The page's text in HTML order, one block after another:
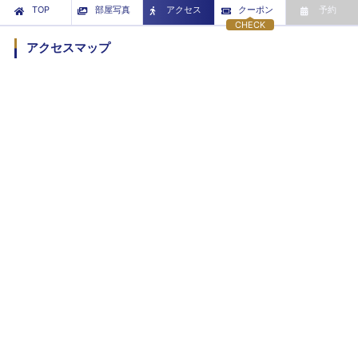
TOP 部屋写真
アクセス
CHECK
クーポン 予約
アクセスマップ